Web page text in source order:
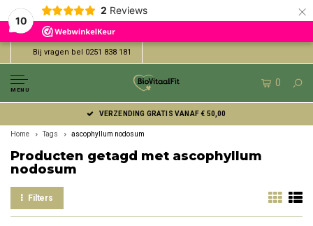
10
2 Reviews ×
Bij vragen bel 0251 838 181
MENU
0
VERZENDING GRATIS VANAF € 50,00
Home Tags ascophyllum nodosum
Producten getagd met ascophyllum
nodosum
Filters